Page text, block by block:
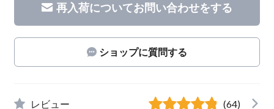
再入荷についてお問い合わせをする
ショップに質問する
レビュー (64)